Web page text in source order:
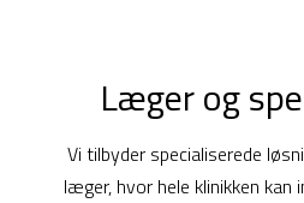
Læger og
Vi tilbyder specialiserede
læger, hvor hele klinikken